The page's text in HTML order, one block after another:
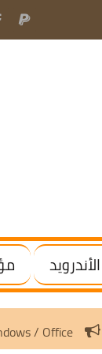
Activate Windows